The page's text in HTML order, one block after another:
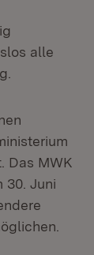
alle
Das MWK
30. Juni